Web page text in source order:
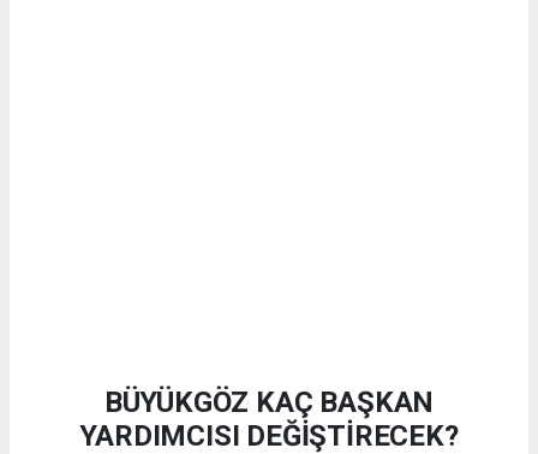
BÜYÜKGÖZ KAÇ BAŞKAN
YARDIMCISI DEĞİŞTİRECEK?